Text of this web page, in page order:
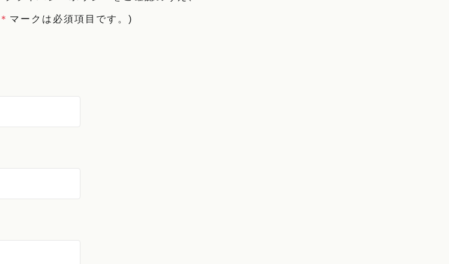
＊ マークは必須項目です。)